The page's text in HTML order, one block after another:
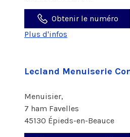
Obtenir le numéro
Plus d'infos
Lecland Menuiserie
Menuisier,
7 ham Favelles
45130 Épieds-en-Beauce